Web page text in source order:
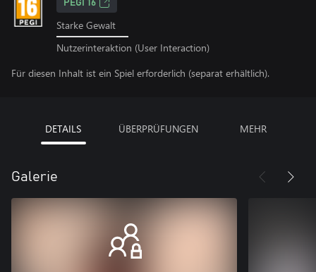
PEGI 16
Starke Gewalt
Nutzerinteraktion (User Interaction)
Für diesen Inhalt ist ein Spiel erforderlich (separat erhältlich).
DETAILS ÜBERPRÜFUNGEN MEHR
Galerie